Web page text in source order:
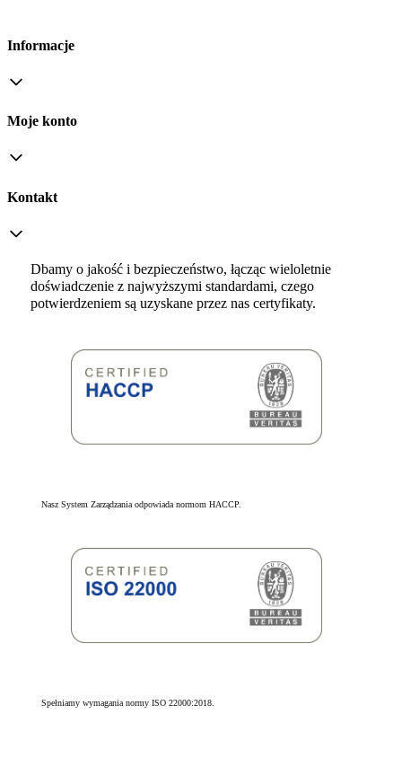
Informacje
Moje konto
Kontakt
Dbamy o jakość i bezpieczeństwo, łącząc wieloletnie
doświadczenie z najwyższymi standardami, czego
potwierdzeniem są uzyskane przez nas certyfikaty.
Nasz System Zarządzania odpowiada normom HACCP.
Spełniamy wymagania normy ISO 22000:2018.